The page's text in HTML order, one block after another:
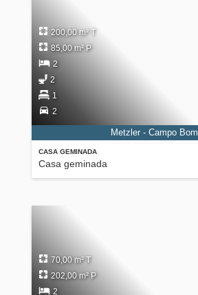
CASA GEMINADA
Casa geminada
200,00 m² T
85,00 m² P
2
2
1
2
Metzler - Campo Bom
70,00 m² T
202,00 m² P
2